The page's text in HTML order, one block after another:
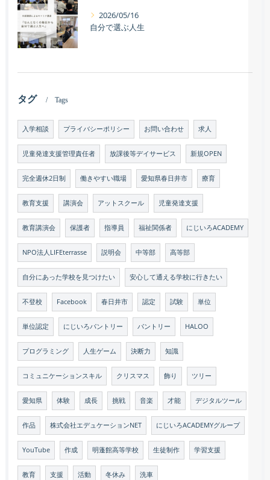
2026/05/16
自分で選ぶ人生
タグ Tags
入学相談 プライバシーポリシー お問い合わせ 求人
児童発達支援管理責任者 放課後等デイサービス 新規OPEN
完全週休2日制 働きやすい職場 愛知県春日井市 療育
教育支援 講演会 アットスクール 児童発達支援
教育講演会 保護者 指導員 福祉関係者 にじいろACADEMY
NPO法人LIFEterrasse 説明会 中等部 高等部
自分にあった学校を見つけたい 安心して通える学校に行きたい
不登校 Facebook 春日井市 認定 試験 単位
単位認定 にじいろパントリー パントリー HALOO
プログラミング 人生ゲーム 決断力 知識
コミュニケーションスキル クリスマス 飾り ツリー
愛知県 体験 成長 挑戦 音楽 才能 デジタルツール
作品 株式会社エデュケーションNET にじいろACADEMYグループ
YouTube 作成 明蓬館高等学校 生徒制作 学習支援
教育 支援 活動 冬休み 洗車